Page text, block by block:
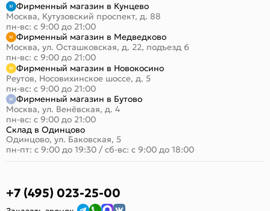
Фирменный магазин в Кунцево
Москва, Кутузовский проспект, д. 88
пн-вс: с 9:00 до 21:00
Фирменный магазин в Медведково
Москва, ул. Осташковская, д. 22, подъезд 6
пн-вс: с 9:00 до 21:00
Фирменный магазин в Новокосино
Реутов, Носовихинское шоссе, д. 5
пн-вс: с 9:00 до 21:00
Фирменный магазин в Бутово
Москва, ул. Венёвская, д. 4
пн-вс: с 9:00 до 21:00
Склад в Одинцово
Одинцово, ул. Баковская, 5
пн-пт: с 9:00 до 19:30 / сб-вс: с 9:00 до 18:00
+7 (495) 023-25-00